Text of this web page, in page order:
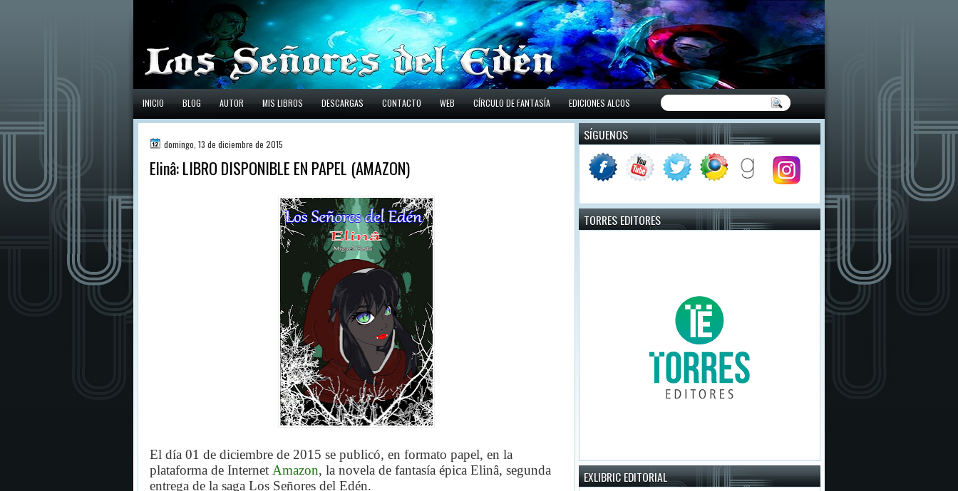
INICIO BLOG AUTOR MIS LIBROS DESCARGAS CONTACTO WEB CÍRCULO DE FANTASÍA EDICIONES ALCOS
domingo, 13 de diciembre de 2015
Elinâ: LIBRO DISPONIBLE EN PAPEL (AMAZON)
El día 01 de diciembre de 2015 se publicó, en formato papel, en la
plataforma de Internet Amazon, la novela de fantasía épica Elinâ, segunda
entrega de la saga Los Señores del Edén.
SÍGUENOS
TORRES EDITORES
EXLIBRIC EDITORIAL